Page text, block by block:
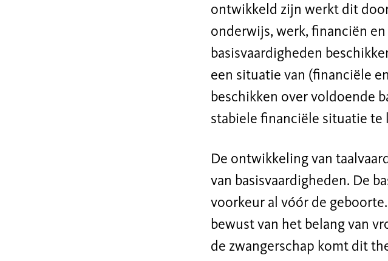
ontwikkeld zijn werkt dit
onderwijs, werk, financiën
basisvaardigheden
een situatie van (financiële
beschikken over voldoende
stabiele financiële situatie te
De ontwikkeling van
van basisvaardigheden. De
voorkeur al vóór de
bewust van het belang van
de zwangerschap komt dit